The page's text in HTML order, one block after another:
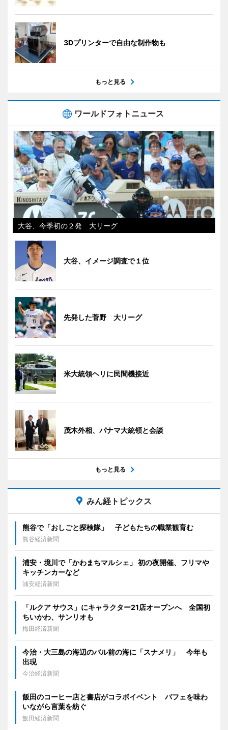
3Dプリンターで自由な制作物も
もっと見る
ワールドフォトニュース
大谷、今季初の２発 大リーグ
大谷、イメージ調査で１位
先発した菅野 大リーグ
米大統領ヘリに民間機接近
茂木外相、パナマ大統領と会談
もっと見る
みん経トピックス
熊谷で「おしごと探検隊」 子どもたちの職業観育む
熊谷経済新聞
浦安・境川で「かわまちマルシェ」 初の夜開催、フリマや
キッチンカーなど
浦安経済新聞
「ルクア サウス」にキャラクター21店オープンへ 全国初
ちいかわ、サンリオも
梅田経済新聞
今治・大三島の海辺のバル前の海に「スナメリ」 今年も
出現
今治経済新聞
飯田のコーヒー店と書店がコラボイベント パフェを味わ
いながら言葉を紡ぐ
飯田経済新聞